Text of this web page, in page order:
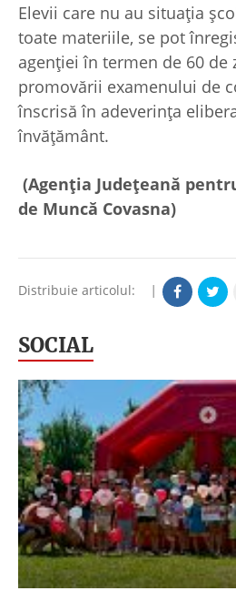
Elevii care nu au situaţia
toate materiile, se pot
agenției în termen de 60 de
promovării examenului de
înscrisă în adeverinţa
învăţământ.
(Agenția Județeană
de Muncă Covasna)
Distribuie articolul: |
SOCIAL